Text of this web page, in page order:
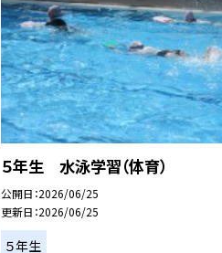
５年生 水泳学習（体育）
公開日 2026/06/25
更新日 2026/06/25
５年生